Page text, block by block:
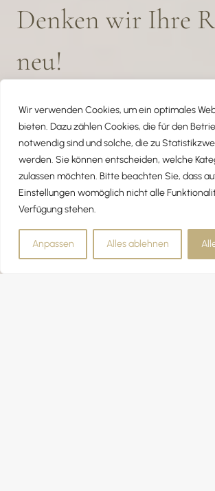
Wir verwenden Cookies, um ein optimales
bieten. Dazu zählen Cookies, die für den
notwendig sind und solche, die zu
werden. Sie können entscheiden, welche
zulassen möchten. Bitte beachten Sie, dass
Einstellungen womöglich nicht alle
Verfügung stehen.
Anpassen Alles ablehnen
Denken wir Ihre
neu!
Julia
INTERIOR DESIGNERIN &
EXPERTIN